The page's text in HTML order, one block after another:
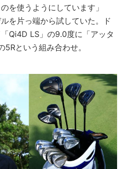
を使うようにしています」
を片っ端から試していた。ド
Qi4D LS」の9.0度に「アッタ
という組み合わせ。